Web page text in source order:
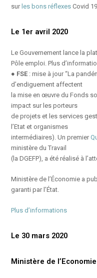
sur les bons réflexes Covid
Le 1er avril 2020
Le Gouvernement lance la
Pôle emploi. Plus
● FSE : mise à jour “La
d’endiguement affectent
la mise en œuvre du Fonds
impact sur les porteurs
de projets et les services
l’Etat et organismes
intermédiaires). Un premier
ministère du Travail
(la DGEFP), a été réalisé à
Ministère de l’Économie a
garanti par l’État.
Plus d’informations
Le 30 mars 2020
Ministère de